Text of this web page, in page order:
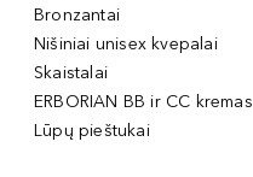
Bronzantai
Nišiniai unisex kvepalai
Skaistalai
ERBORIAN BB ir CC kremas
Lūpų pieštukai